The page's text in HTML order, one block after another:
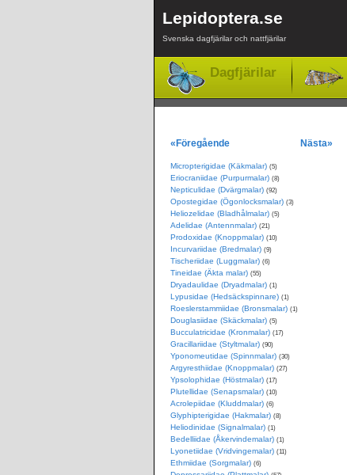
Lepidoptera.se
Svenska dagfjärilar och nattfjärilar
Dagfjärilar
«Föregående Nästa»
Micropterigidae (Käkmalar) (5)
Eriocraniidae (Purpurmalar) (8)
Nepticulidae (Dvärgmalar) (92)
Opostegidae (Ögonlocksmalar) (3)
Heliozelidae (Bladhålmalar) (5)
Adelidae (Antennmalar) (21)
Prodoxidae (Knoppmalar) (10)
Incurvariidae (Bredmalar) (9)
Tischeriidae (Luggmalar) (6)
Tineidae (Äkta malar) (55)
Dryadaulidae (Dryadmalar) (1)
Lypusidae (Hedsäckspinnare) (1)
Roeslerstammiidae (Bronsmalar) (1)
Douglasiidae (Skäckmalar) (5)
Bucculatricidae (Kronmalar) (17)
Gracillariidae (Styltmalar) (90)
Yponomeutidae (Spinnmalar) (30)
Argyresthiidae (Knoppmalar) (27)
Ypsolophidae (Höstmalar) (17)
Plutellidae (Senapsmalar) (10)
Acrolepiidae (Kluddmalar) (6)
Glyphipterigidae (Hakmalar) (8)
Heliodinidae (Signalmalar) (1)
Bedelliidae (Åkervindemalar) (1)
Lyonetiidae (Vridvingemalar) (11)
Ethmiidae (Sorgmalar) (6)